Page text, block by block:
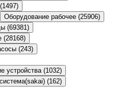
Оборудование рабочее (25906)
(69381)
(28168)
(243)
устройства (1032)
(162)